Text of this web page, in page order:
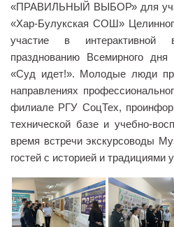
Приказы о зачислении
Личный кабинет
Расписание учебных
полугодие
Коллективные творческие
Библиотека
Студенческий совет
Студенческое научное
Социальная поддержка
«ПРАВИЛЬНЫЙ ВЫБОР» для
«Хар-Булукская СОШ»
участие в интерактивной
празднованию Всемирного
«Суд идет!». Молодые люди
направлениях
филиале РГУ СоцТех,
технической базе и учебно-
время встречи экскурсоводы
гостей с историей и традициями